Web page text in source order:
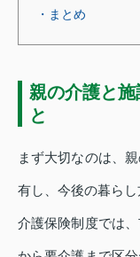
・まとめ
親の介護と
と
まず大切なのは、
有し、今後の暮らし
介護保険制度では